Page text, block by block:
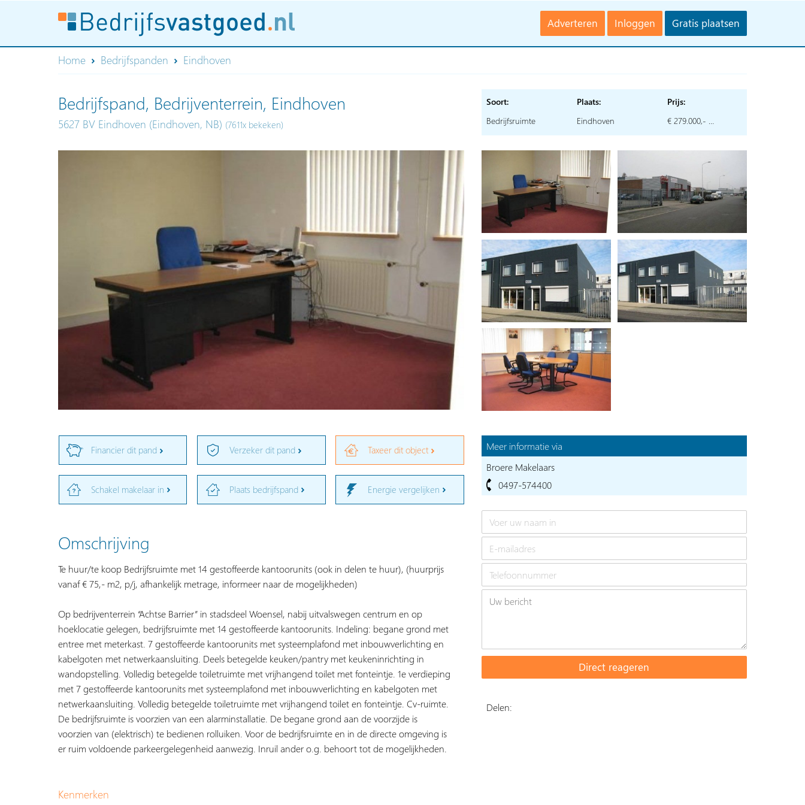
Adverteren Inloggen Gratis plaatsen
Home Bedrijfspanden Eindhoven
Bedrijfspand, Bedrijventerrein, Eindhoven
5627 BV Eindhoven (Eindhoven, NB) (7611x bekeken)
Financier dit pand Verzeker dit pand Taxeer dit object
Schakel makelaar in Plaats bedrijfspand Energie vergelijken
Omschrijving
Te huur/te koop Bedrijfsruimte met 14 gestoffeerde kantoorunits (ook in delen te huur), (huurprijs
vanaf € 75,- m2, p/j, afhankelijk metrage, informeer naar de mogelijkheden)
Op bedrijventerrein “Achtse Barrier” in stadsdeel Woensel, nabij uitvalswegen centrum en op
hoeklocatie gelegen, bedrijfsruimte met 14 gestoffeerde kantoorunits. Indeling: begane grond met
entree met meterkast. 7 gestoffeerde kantoorunits met systeemplafond met inbouwverlichting en
kabelgoten met netwerkaansluiting. Deels betegelde keuken/pantry met keukeninrichting in
wandopstelling. Volledig betegelde toiletruimte met vrijhangend toilet met fonteintje. 1e verdieping
met 7 gestoffeerde kantoorunits met systeemplafond met inbouwverlichting en kabelgoten met
netwerkaansluiting. Volledig betegelde toiletruimte met vrijhangend toilet en fonteintje. Cv-ruimte.
De bedrijfsruimte is voorzien van een alarminstallatie. De begane grond aan de voorzijde is
voorzien van (elektrisch) te bedienen rolluiken. Voor de bedrijfsruimte en in de directe omgeving is
er ruim voldoende parkeergelegenheid aanwezig. Inruil ander o.g. behoort tot de mogelijkheden.
Kenmerken
Soort:
Bedrijfsruimte
Plaats:
Eindhoven
Prijs:
€ 279.000,- …
Meer informatie via
Broere Makelaars
0497-574400
Delen: